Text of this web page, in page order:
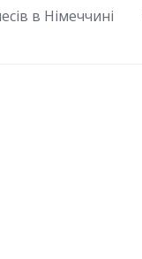
в Німеччині